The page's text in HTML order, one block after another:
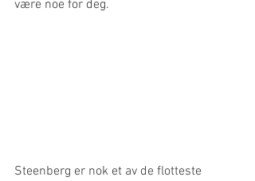
være noe for deg.
Steenberg er nok et av de flotteste